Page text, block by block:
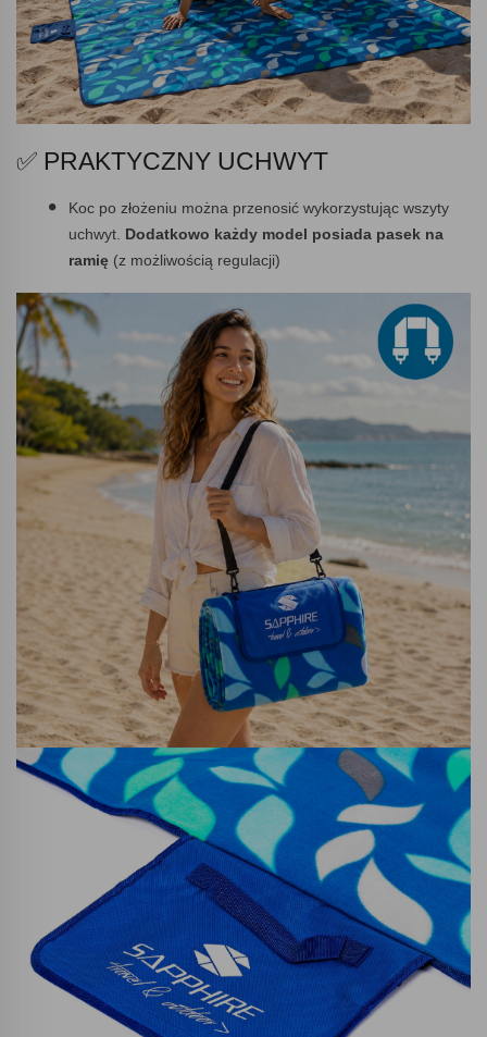
✅ PRAKTYCZNY UCHWYT
Koc po złożeniu można przenosić wykorzystując wszyty
uchwyt. Dodatkowo każdy model posiada pasek na
ramię (z możliwością regulacji)